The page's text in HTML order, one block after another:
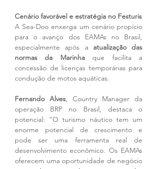
Cenário favorável e estratégia no Festuris
A Sea-Doo enxerga um cenário propício
para o avanço dos EAMAs no Brasil,
especialmente após a atualização das
normas da Marinha que facilita a
concessão de licenças temporárias para
condução de motos aquáticas.
Fernando Alves , Country Manager da
operação BRP no Brasil, destaca o
potencial: “O turismo náutico tem um
enorme potencial de crescimento e
pode ser uma ferramenta real de
desenvolvimento econômico. Os EAMAs
oferecem uma oportunidade de negócio